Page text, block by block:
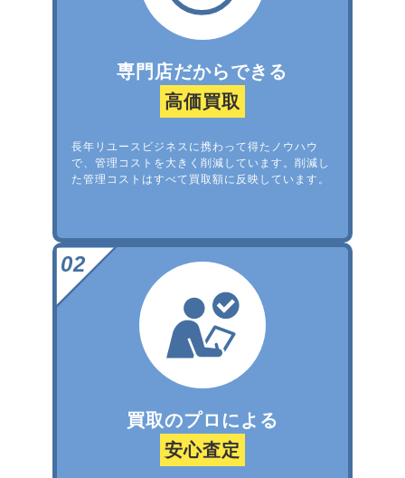
専門店だからできる
高価買取
長年リユースビジネスに携わって得たノウハウ
で、管理コストを大きく削減しています。削減し
た管理コストはすべて買取額に反映しています。
買取のプロによる
安心査定